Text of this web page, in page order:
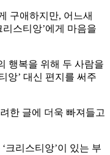
구애하지만, 어느새
리스티앙’에게 마음을
행복을 위해 두 사람을
앙’ 대신 편지를 써주
한 글에 더욱 빠져들고
크리스티앙’이 있는 부